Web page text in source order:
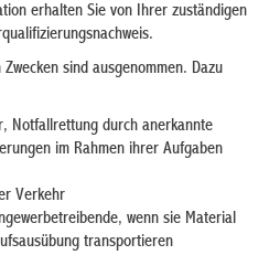
erhalten Sie von Ihrer zuständigen
sind ausgenommen. Dazu
Notfallrettung durch anerkannte
im Rahmen ihrer Aufgaben
Verkehr
wenn sie Material
transportieren